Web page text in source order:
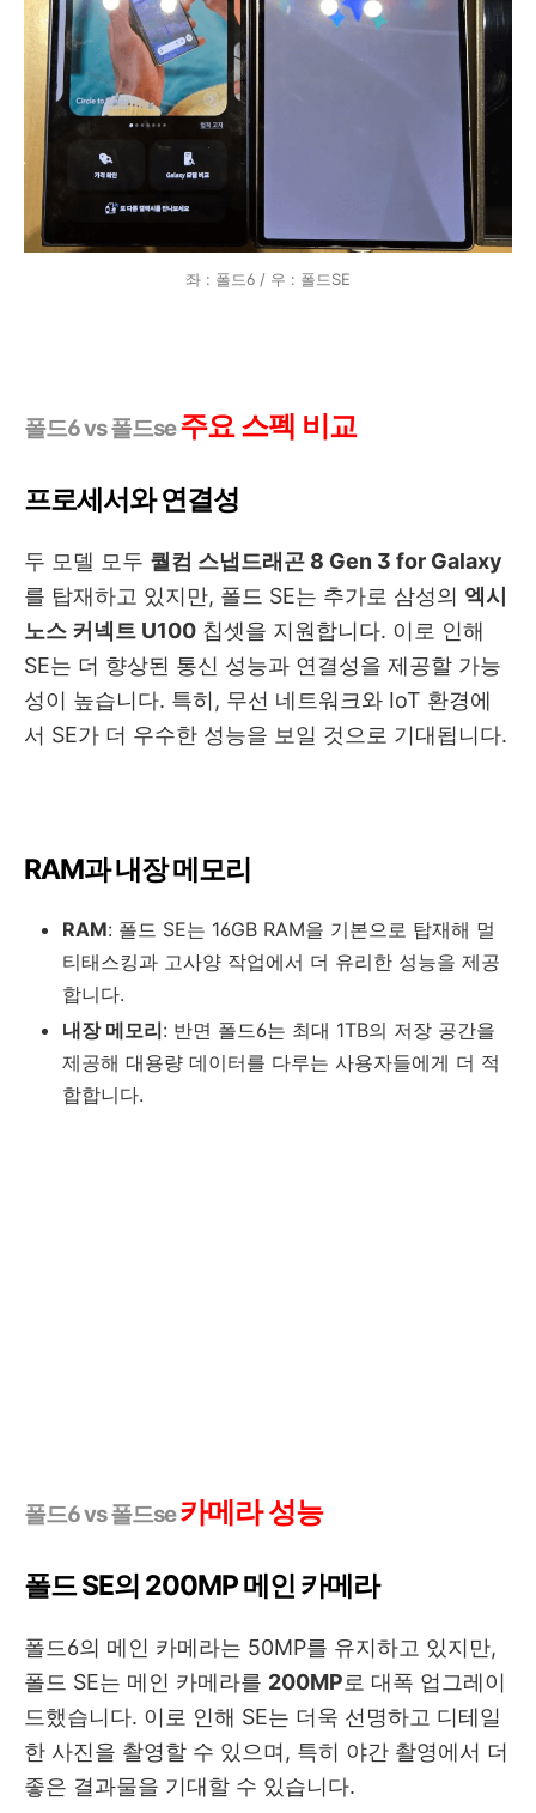
좌 : 폴드6 / 우 : 폴드SE
폴드6 vs 폴드se주요 스펙 비교
프로세서와 연결성
두 모델 모두 퀄컴 스냅드래곤 8 Gen 3 for Galaxy
를 탑재하고 있지만, 폴드 SE는 추가로 삼성의 엑시
노스 커넥트 U100 칩셋을 지원합니다. 이로 인해
SE는 더 향상된 통신 성능과 연결성을 제공할 가능
성이 높습니다. 특히, 무선 네트워크와 IoT 환경에
서 SE가 더 우수한 성능을 보일 것으로 기대됩니다.
RAM과 내장 메모리
RAM: 폴드 SE는 16GB RAM을 기본으로 탑재해 멀
티태스킹과 고사양 작업에서 더 유리한 성능을 제공
합니다.
내장 메모리: 반면 폴드6는 최대 1TB의 저장 공간을
제공해 대용량 데이터를 다루는 사용자들에게 더 적
합합니다.
폴드6 vs 폴드se카메라 성능
폴드 SE의 200MP 메인 카메라
폴드6의 메인 카메라는 50MP를 유지하고 있지만,
폴드 SE는 메인 카메라를 200MP로 대폭 업그레이
드했습니다. 이로 인해 SE는 더욱 선명하고 디테일
한 사진을 촬영할 수 있으며, 특히 야간 촬영에서 더
좋은 결과물을 기대할 수 있습니다.